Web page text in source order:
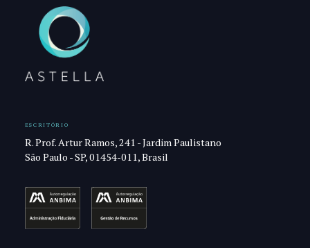
ESCRITÓRIO
R. Prof. Artur Ramos, 241 - Jardim Paulistano
São Paulo - SP, 01454-011, Brasil